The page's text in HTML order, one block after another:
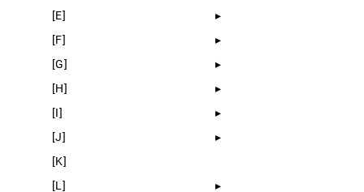
[E]
[F]
[G]
[H]
[I]
[J]
[K]
[L]